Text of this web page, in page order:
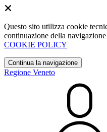
Questo sito utilizza cookie
continuazione della
COOKIE POLICY
Continua la navigazione
Regione Veneto